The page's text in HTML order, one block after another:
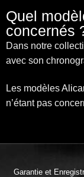
Quel
concernés
Dans notre
avec son
Les modèles
n’étant pas
Garantie et